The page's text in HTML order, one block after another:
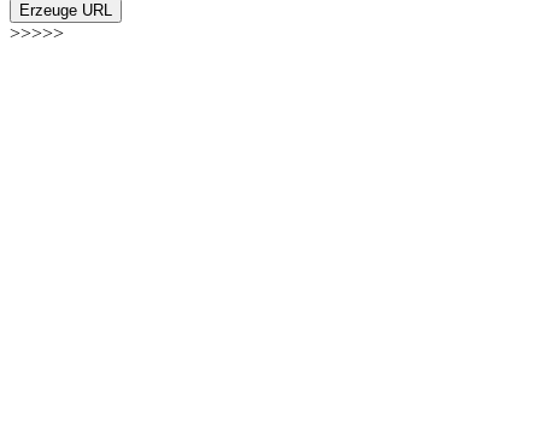
Erzeuge URL
>>>>>